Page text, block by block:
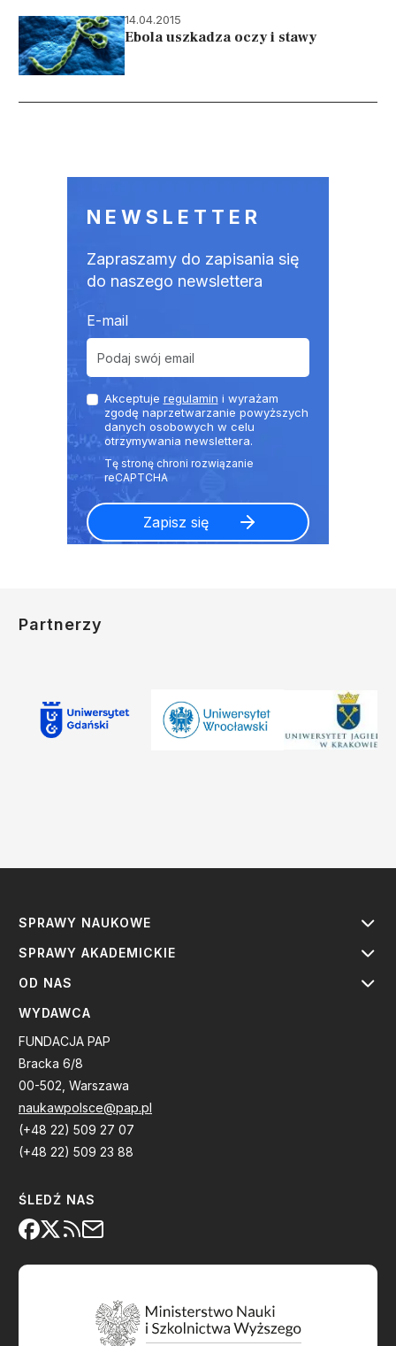
14.04.2015
Ebola uszkadza oczy i stawy
NEWSLETTER
Zapraszamy do zapisania się
do naszego newslettera
E-mail
Akceptuje regulamin i wyrażam
zgodę naprzetwarzanie powyższych
danych osobowych w celu
otrzymywania newslettera.
Partnerzy
SPRAWY NAUKOWE
SPRAWY AKADEMICKIE
OD NAS
WYDAWCA
FUNDACJA PAP
Bracka 6/8
00-502, Warszawa
naukawpolsce@pap.pl
(+48 22) 509 27 07
(+48 22) 509 23 88
ŚLEDŹ NAS